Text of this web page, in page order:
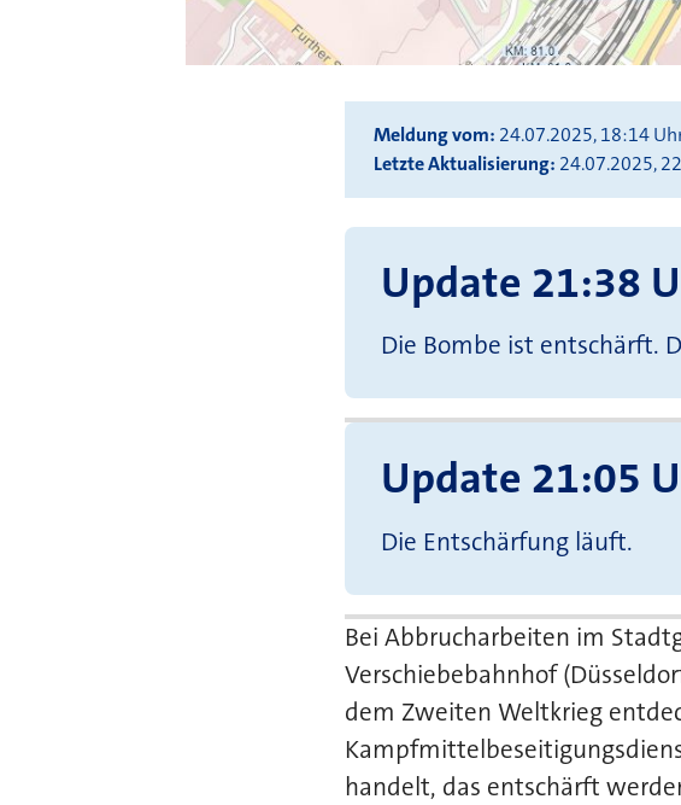
Meldung vom 24.07.2025, 18:14
Letzte Aktualisierung 24.07.2025,
Update 21:38
Die Bombe ist entschärft.
Update 21:05
Die Entschärfung läuft.
Bei Abbrucharbeiten im
Verschiebebahnhof
dem Zweiten Weltkrieg
handelt, das entschärft